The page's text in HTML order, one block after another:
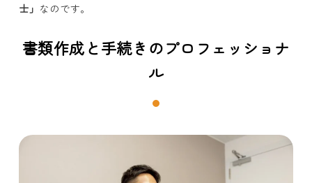
士」 なのです。
書類作成と手続きのプロフェッショナ
ル